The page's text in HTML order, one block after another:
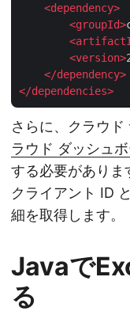
<dependency>
<groupId>
<
<version>
</dependency>
</dependencies>
さらに、クラウド
ラウド ダッシュ
する必要がありま
クライアント ID
細を取得します。
Javaで
る